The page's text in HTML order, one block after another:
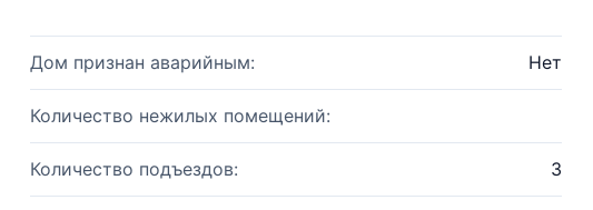
Дом признан аварийным: Нет
Количество нежилых помещений:
Количество подъездов: 3